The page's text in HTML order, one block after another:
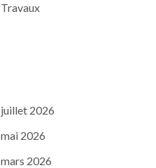
Travaux
juillet 2026
mai 2026
mars 2026